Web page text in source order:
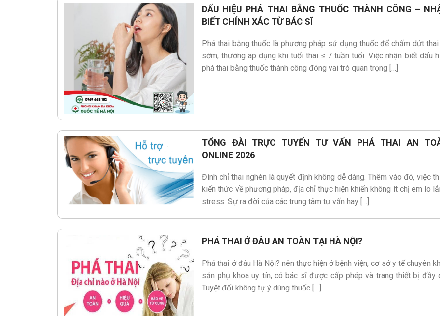
DẤU HIỆU PHÁ THAI BẰNG THUỐC THÀNH CÔNG –
BIẾT CHÍNH XÁC TỪ BÁC SĨ
Phá thai bằng thuốc là phương pháp sử dụng thuốc để chấm dứt
sớm, thường áp dụng khi tuổi thai ≤ 7 tuần tuổi. Việc nhận biết dấu
phá thai bằng thuốc thành công đóng vai trò quan trọng […]
TỔNG ĐÀI TRỰC TUYẾN TƯ VẤN PHÁ THAI AN
ONLINE 2026
Đình chỉ thai nghén là quyết định không dễ dàng. Thêm vào đó, việc
kiến thức về phương pháp, địa chỉ thực hiện khiến không ít chị em lo
stress. Sự ra đời của các trung tâm tư vấn hay […]
PHÁ THAI Ở ĐÂU AN TOÀN TẠI HÀ NỘI?
Phá thai ở đâu Hà Nội? nên thực hiện ở bệnh viện, cơ sở y tế chuyên
sản phụ khoa uy tín, có bác sĩ được cấp phép và trang thiết bị đầy
Tuyệt đối không tự ý dùng thuốc […]